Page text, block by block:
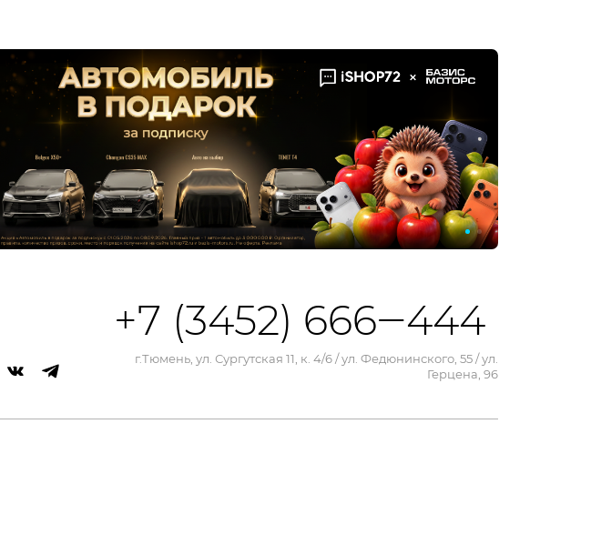
+7 (3452) 666‒444
г.Тюмень, ул. Сургутская 11, к. 4/6 / ул. Федюнинского, 55 / ул.
Герцена, 96